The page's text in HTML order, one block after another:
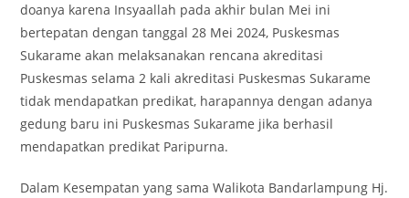
doanya karena Insyaallah pada akhir bulan Mei ini
bertepatan dengan tanggal 28 Mei 2024, Puskesmas
Sukarame akan melaksanakan rencana akreditasi
Puskesmas selama 2 kali akreditasi Puskesmas Sukarame
tidak mendapatkan predikat, harapannya dengan adanya
gedung baru ini Puskesmas Sukarame jika berhasil
mendapatkan predikat Paripurna.
Dalam Kesempatan yang sama Walikota Bandarlampung Hj.